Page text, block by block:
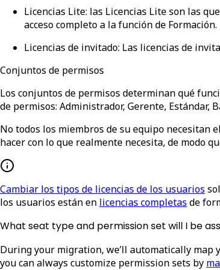
Licencias Lite: las Licencias Lite son las
acceso completo a la función de Formación.
Licencias de invitado: Las licencias de
Conjuntos de permisos
Los conjuntos de permisos determinan qué
de permisos: Administrador, Gerente, Estándar,
No todos los miembros de su equipo necesitan
hacer con lo que realmente necesita, de modo
Cambiar los tipos de licencias de los usuarios
los usuarios están en licencias completas de
What seat type and permission set will I be
During your migration, we’ll automatically
you can always customize permission sets by